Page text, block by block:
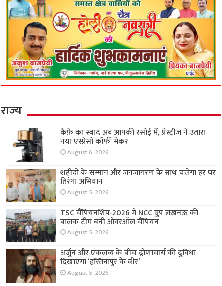
राज्य
कैफ़े का स्वाद अब आपकी रसोई में, प्रेस्टीज ने उतारा
नया एस्प्रेसो कॉफी मेकर
August 6, 2026
शहीदों के सम्मान और जनजागरण के साथ चलेगा हर घर
तिरंगा अभियान
August 5, 2026
TSC चैंपियनशिप-2026 में NCC ग्रुप लखनऊ की
बालक टीम बनी ओवरऑल चैंपियन
August 5, 2026
अर्जुन और एकलव्य के बीच द्रोणाचार्य की दुविधा
दिखाएगा ‘हस्तिनापुर के वीर’
August 5, 2026